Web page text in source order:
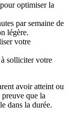
optimiser la
par semaine de
légère.
votre
solliciter votre
avoir atteint ou
que la
dans la durée.